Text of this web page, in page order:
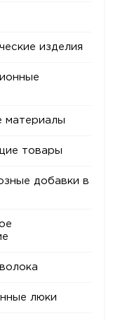
изделия
материалы
товары
добавки в
люки